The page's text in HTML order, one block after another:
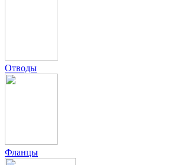
Отводы
Фланцы